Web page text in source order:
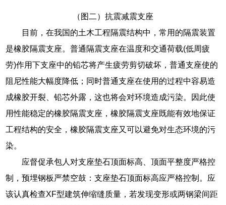
（图二）抗震减震支座
目前，在我国的土木工程隔震结构中，常用的隔震装置
是橡胶隔震支座。普通隔震支座在温度和交通荷载(低周疲
劳)作用下支座中的铅芯将产生疲劳剪切破坏，普通支座使的
阻尼性能大幅度降低；同时普通支座在使用的过程中容易造
成橡胶开裂、铅芯外露，这也将会对环境造成污染。因此使
用性能稳定的橡胶隔震支座，橡胶隔震支座既能有效地保证
工程结构的安全，橡胶隔震支座又可以避免对生态环境的污
染。
应督促承包人对支座垫石顶面标高、顶面平整度严格控
制，预埋钢板严禁空鼓：支座垫石顶面标高应严格控制。应
该认真检查XF型建筑伸缩缝质量，若发现变形或两钢梁间距